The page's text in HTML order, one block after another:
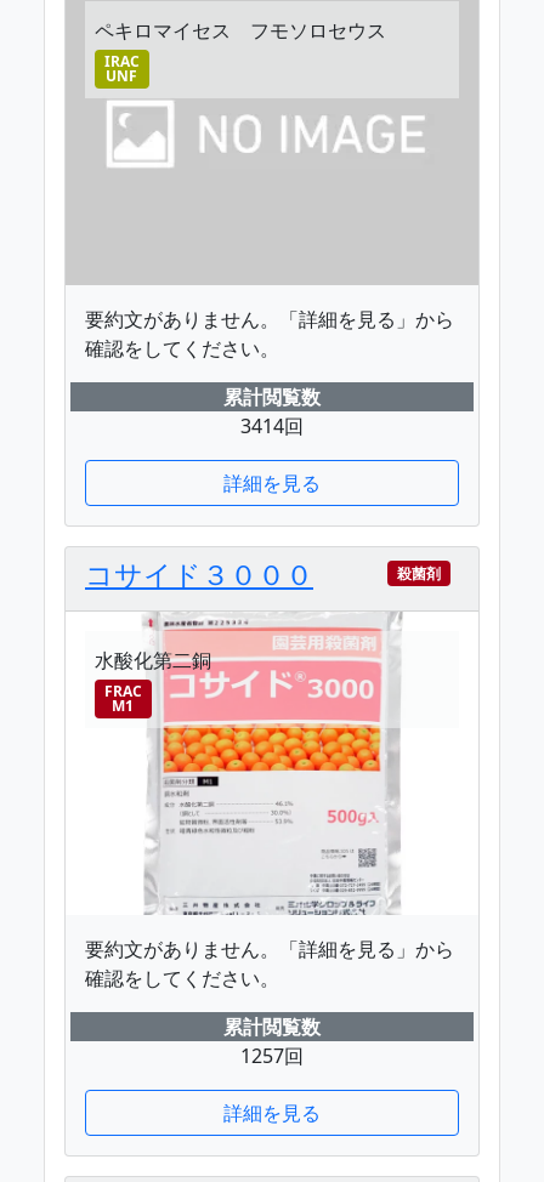
ペキロマイセス フモソロセウス
IRAC
UNF
要約文がありません。「詳細を見る」から
確認をしてください。
累計閲覧数
3414回
詳細を見る
コサイド３０００ 殺菌剤
水酸化第二銅
FRAC
M1
要約文がありません。「詳細を見る」から
確認をしてください。
累計閲覧数
1257回
詳細を見る